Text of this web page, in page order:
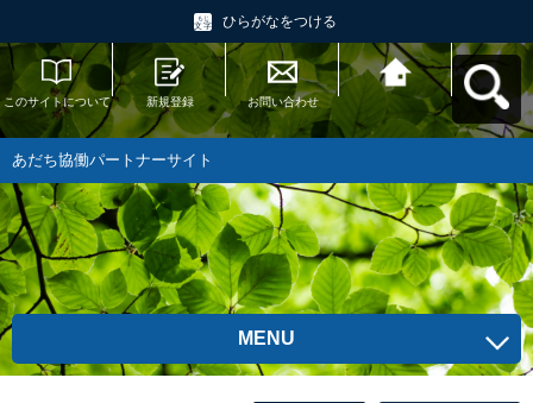
ひらがなをつける
このサイトについて 新規登録 お問い合わせ
あだち協働パートナ
ーサイトへ戻る
あだち協働パートナーサイト
MENU